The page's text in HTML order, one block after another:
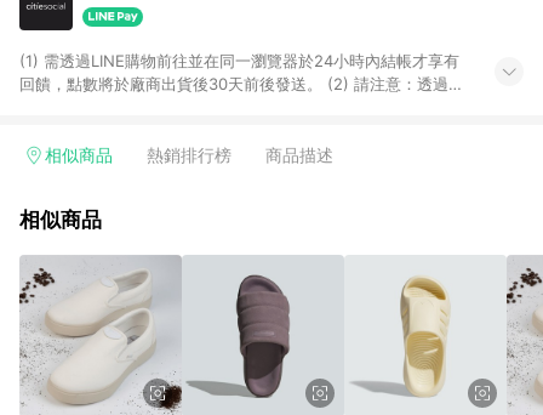
(1) 需透過LINE購物前往並在同一瀏覽器於24小時內結帳才享有
回饋，點數將於廠商出貨後30天前後發送。 (2) 請注意：透過
相似商品 熱銷排行榜 商品描述
相似商品